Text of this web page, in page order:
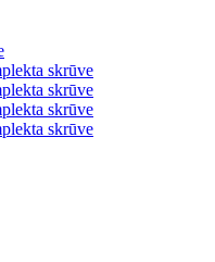
skrūve
skrūve
skrūve
skrūve